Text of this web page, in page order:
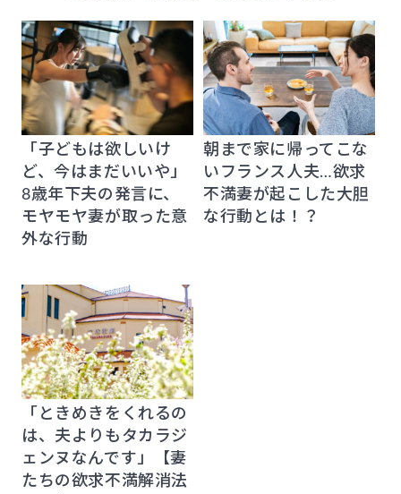
「子どもは欲しいけ
ど、今はまだいいや」
8歳年下夫の発言に、
モヤモヤ妻が取った意
外な行動
朝まで家に帰ってこな
いフランス人夫…欲求
不満妻が起こした大胆
な行動とは！？
「ときめきをくれるの
は、夫よりもタカラジ
ェンヌなんです」【妻
たちの欲求不満解消法